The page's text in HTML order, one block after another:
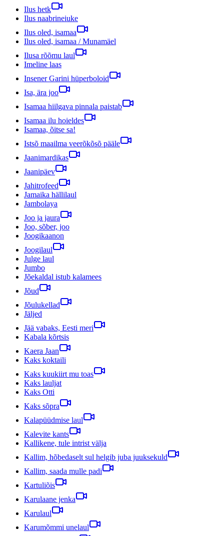
Ilus hetk
Ilus naabrineiuke
Ilus oled, isamaa
Ilus oled, isamaa / Munamäel
Ilusa rõõmu laul
Imeline laas
Insener Garini hüperboloid
Isa, ära joo
Isamaa hiilgava pinnala paistab
Isamaa ilu hoieldes
Isamaa, õitse sa!
Istsõ maailma veerõkõsõ pääle
Jaanimardikas
Jaanipäev
Jahitrofeed
Jamaika hällilaul
Jambolaya
Joo ja jaura
Joo, sõber, joo
Joogikaanon
Joogilaul
Julge laul
Jumbo
Jõekaldal istub kalamees
Jõud
Jõulukellad
Jäljed
Jää vabaks, Eesti meri
Kabala kõrtsis
Kaera Jaan
Kaks koktaili
Kaks kuukiirt mu toas
Kaks lauljat
Kaks Otti
Kaks sõpra
Kalapüüdmise laul
Kalevite kants
Kallikene, tule intrist välja
Kallim, hõbedaselt sul helgib juba juuksekuld
Kallim, saada mulle padi
Kartuliõis
Karulaane jenka
Karulaul
Karumõmmi unelaul